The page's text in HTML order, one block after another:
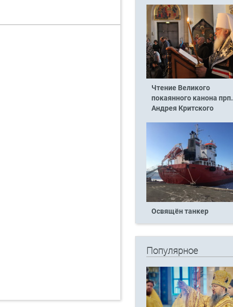
Чтение Великого
покаянного канона прп.
Андрея Критского
Освящён танкер
Популярное